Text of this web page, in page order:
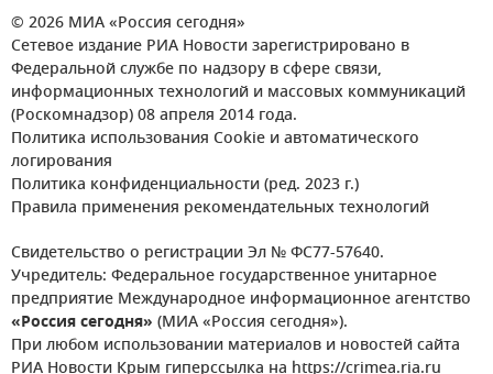
© 2026 МИА «Россия сегодня»
Сетевое издание РИА Новости зарегистрировано в
Федеральной службе по надзору в сфере связи,
информационных технологий и массовых коммуникаций
(Роскомнадзор) 08 апреля 2014 года.
Политика использования Cookie и автоматического
логирования
Политика конфиденциальности (ред. 2023 г.)
Правила применения рекомендательных технологий
Свидетельство о регистрации Эл № ФС77-57640.
Учредитель: Федеральное государственное унитарное
предприятие Международное информационное агентство
«Россия сегодня» (МИА «Россия сегодня»).
При любом использовании материалов и новостей сайта